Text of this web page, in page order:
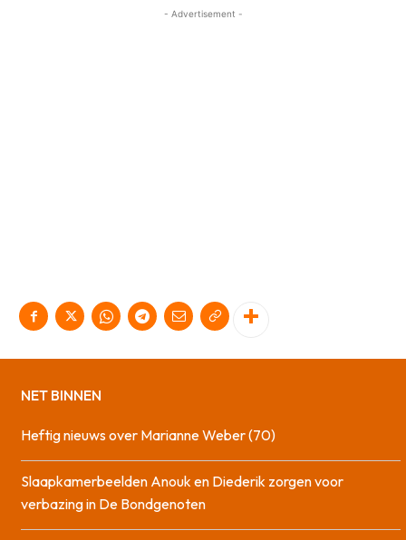
- Advertisement -
NET BINNEN
Heftig nieuws over Marianne Weber (70)
Slaapkamerbeelden Anouk en Diederik zorgen voor
verbazing in De Bondgenoten